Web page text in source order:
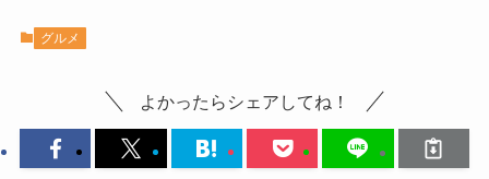
グルメ
よかったらシェアしてね！